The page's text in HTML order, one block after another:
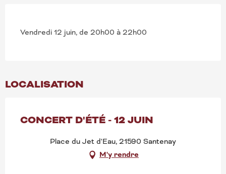
Vendredi 12 juin, de 20h00 à 22h00
LOCALISATION
CONCERT D'ÉTÉ - 12 JUIN
Place du Jet d'Eau, 21590 Santenay
M'y rendre